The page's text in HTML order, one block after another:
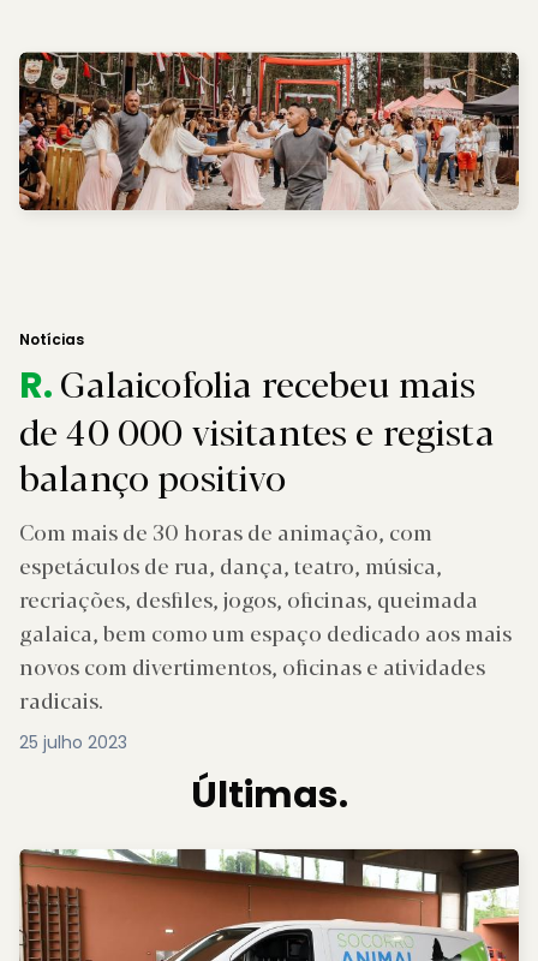
Notícias
R.Galaicofolia recebeu mais
de 40 000 visitantes e regista
balanço positivo
Com mais de 30 horas de animação, com
espetáculos de rua, dança, teatro, música,
recriações, desfiles, jogos, oficinas, queimada
galaica, bem como um espaço dedicado aos mais
novos com divertimentos, oficinas e atividades
radicais.
25 julho 2023
Últimas.